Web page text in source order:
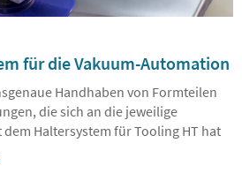
für die Vakuum-Automation
Handhaben von Formteilen
die sich an die jeweilige
Haltersystem für Tooling HT hat